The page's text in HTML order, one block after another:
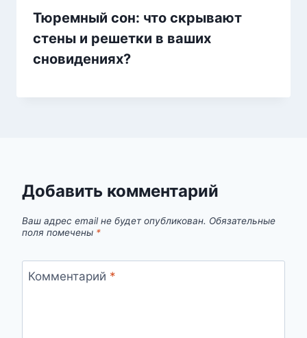
Тюремный сон: что скрывают
стены и решетки в ваших
сновидениях?
Добавить комментарий
Ваш адрес email не будет опубликован. Обязательные
поля помечены *
Комментарий *